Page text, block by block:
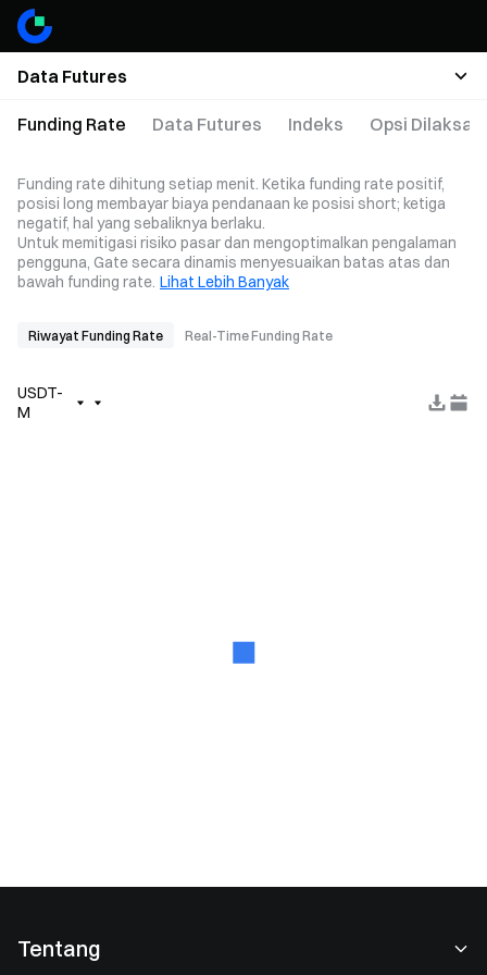
Data Futures
Funding Rate Data Futures Indeks Opsi
Funding rate dihitung setiap menit. Ketika funding rate positif,
posisi long membayar biaya pendanaan ke posisi short; ketiga
negatif, hal yang sebaliknya berlaku.
Untuk memitigasi risiko pasar dan mengoptimalkan pengalaman
pengguna, Gate secara dinamis menyesuaikan batas atas dan
bawah funding rate. Lihat Lebih Banyak
Riwayat Funding Rate Real-Time Funding Rate
USDT-
M
Tentang